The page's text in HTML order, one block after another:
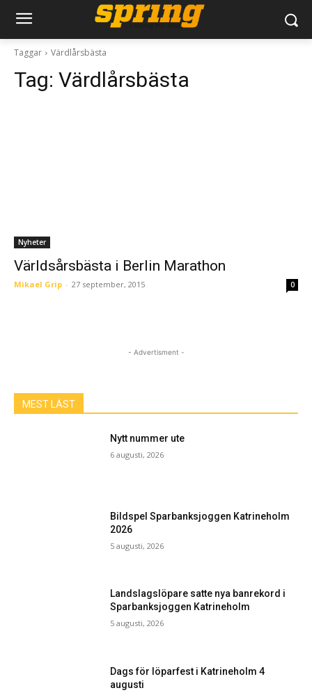
Taggar Värdlårsbästa
Tag: Värdlårsbästa
Nyheter
Världsårsbästa i Berlin Marathon
Mikael Grip - 27 september, 2015 0
- Advertisment -
MEST LÄST
Nytt nummer ute
6 augusti, 2026
Bildspel Sparbanksjoggen Katrineholm
2026
5 augusti, 2026
Landslagslöpare satte nya banrekord i
Sparbanksjoggen Katrineholm
5 augusti, 2026
Dags för löparfest i Katrineholm 4
augusti